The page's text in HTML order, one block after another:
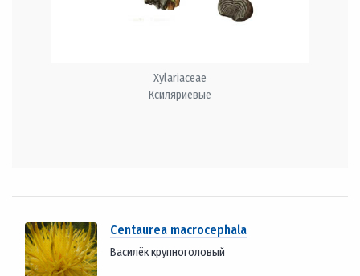
Xylariaceae
Ксиляриевые
Centaurea macrocephala
Василёк крупноголовый